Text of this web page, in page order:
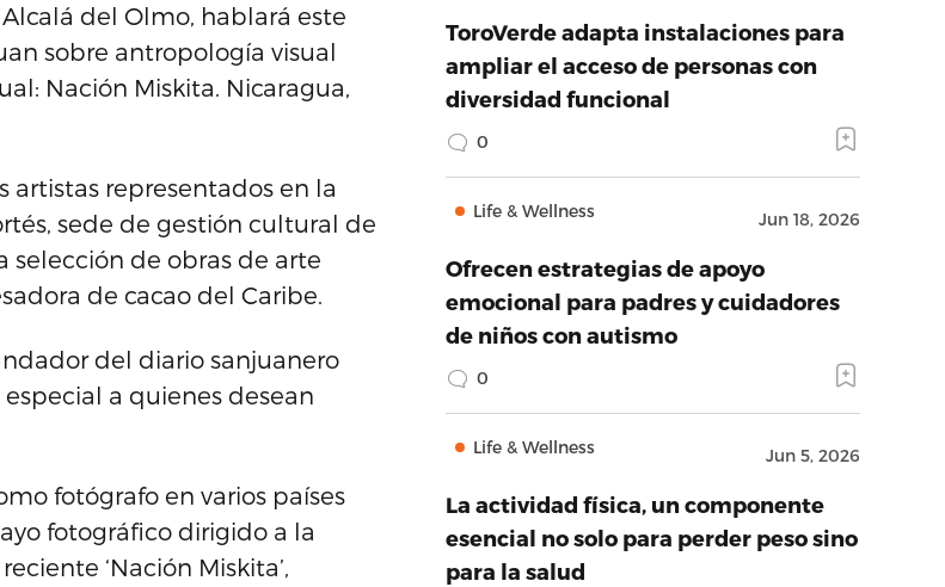
del Olmo, hablará este
sobre antropología visual
Nación Miskita. Nicaragua,
artistas representados en la
sede de gestión cultural de
selección de obras de arte
de cacao del Caribe.
del diario sanjuanero
a quienes desean
fotógrafo en varios países
fotográfico dirigido a la
‘Nación Miskita’,
ToroVerde adapta instalaciones para
ampliar el acceso de personas con
diversidad funcional
0
Life & Wellness Jun 18, 2026
Ofrecen estrategias de apoyo
emocional para padres y cuidadores
de niños con autismo
0
Life & Wellness Jun 5, 2026
La actividad física, un componente
esencial no solo para perder peso sino
para la salud